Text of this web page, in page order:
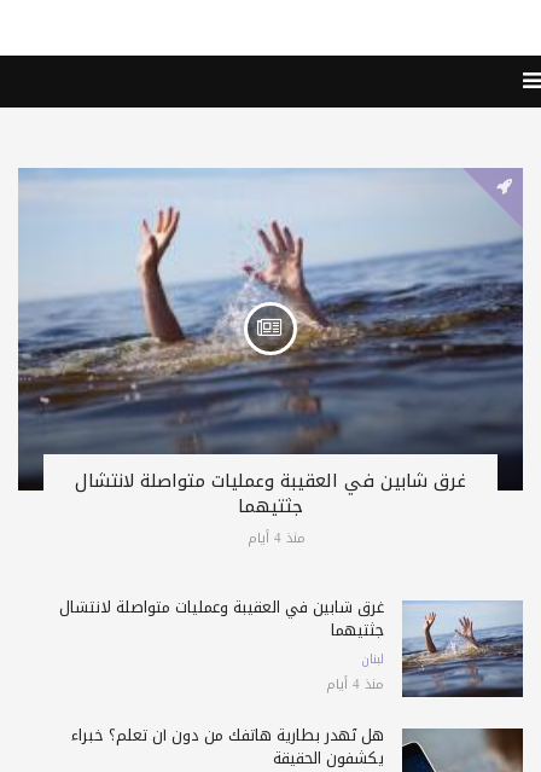
غرق شابين في العقيبة وعمليات متواصلة لانتشال
جثتيهما
منذ 4 أيام
غرق شابين في العقيبة وعمليات متواصلة لانتشال
جثتيهما
لبنان
منذ 4 أيام
هل تُهدر بطارية هاتفك من دون أن تعلم؟ خبراء
يكشفون الحقيقة